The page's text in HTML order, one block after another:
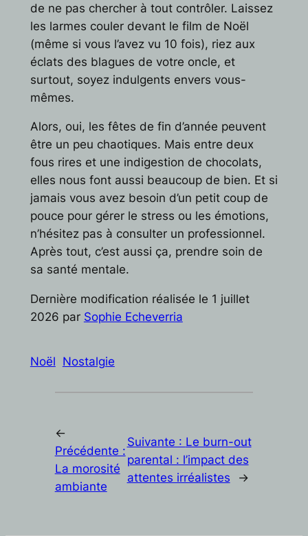
de ne pas chercher à tout contrôler. Laissez
les larmes couler devant le film de Noël
(même si vous l’avez vu 10 fois), riez aux
éclats des blagues de votre oncle, et
surtout, soyez indulgents envers vous-
mêmes.
Alors, oui, les fêtes de fin d’année peuvent
être un peu chaotiques. Mais entre deux
fous rires et une indigestion de chocolats,
elles nous font aussi beaucoup de bien. Et si
jamais vous avez besoin d’un petit coup de
pouce pour gérer le stress ou les émotions,
n’hésitez pas à consulter un professionnel.
Après tout, c’est aussi ça, prendre soin de
sa santé mentale.
Dernière modification réalisée le 1 juillet
2026 par Sophie Echeverria
Noël Nostalgie
←
Précédente :
La morosité
ambiante
Suivante : Le burn-out
parental : l’impact des
attentes irréalistes
→